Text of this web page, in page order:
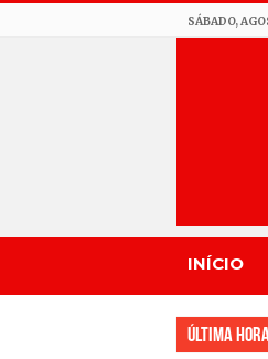
SÁBADO,
INÍCIO
Última